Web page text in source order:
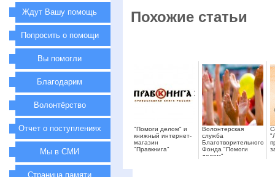
Похожие статьи
"Помоги делом" и
книжный интернет-
магазин
"Правкнига"
Волонтерская
служба
Благотворительного
Фонда "Помоги
делом"
Ждут Вашу помощь
Попросить о помощи
Вы помогли
Благодарим
Волонтёрство
Отчет о поступлениях
Мы в СМИ
Страница памяти